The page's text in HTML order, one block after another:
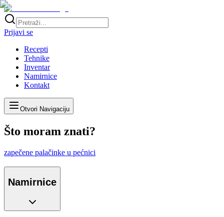
Prijavi se
Recepti
Tehnike
Inventar
Namirnice
Kontakt
Otvori Navigaciju
Što moram znati?
zapečene palačinke u pećnici
Namirnice